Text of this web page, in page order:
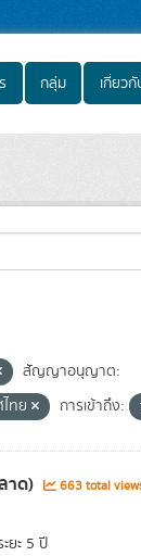
กลุ่ม เกี่ยว
สัญญาอนุญาต:
ทย การเข้าถึง:
าด) 663 total
ยะ 5 ปี